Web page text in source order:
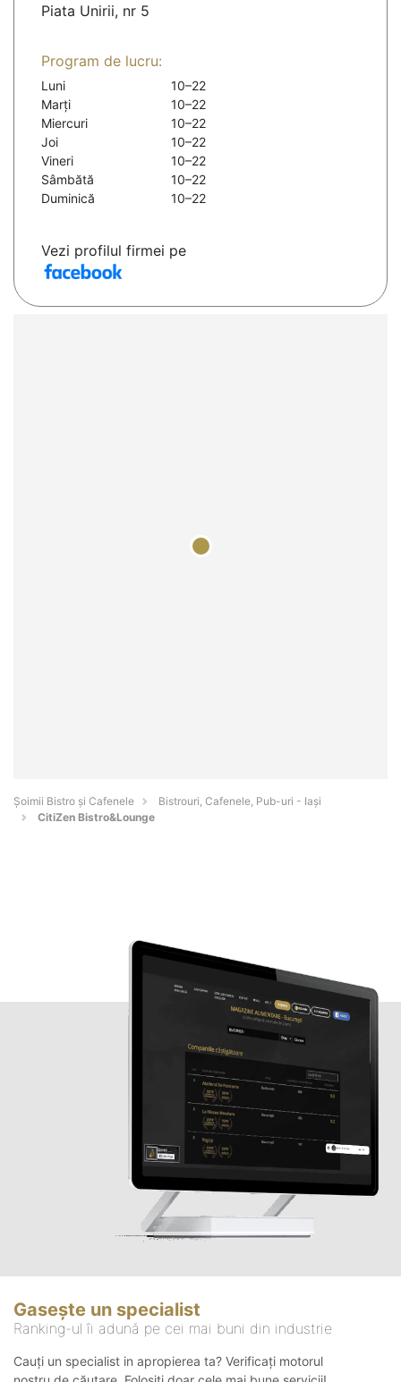
Piata Unirii, nr 5
Program de lucru:
Luni
10–22
Marți
10–22
Miercuri
10–22
Joi
10–22
Vineri
10–22
Sâmbătă
10–22
Duminică
10–22
Vezi profilul firmei pe
Șoimii Bistro și Cafenele
Bistrouri, Cafenele, Pub-uri - Iaşi
CitiZen Bistro&Lounge
Gasește un specialist
Ranking-ul îi adună pe cei mai buni din industrie
Cauți un specialist in apropierea ta? Verificați motorul